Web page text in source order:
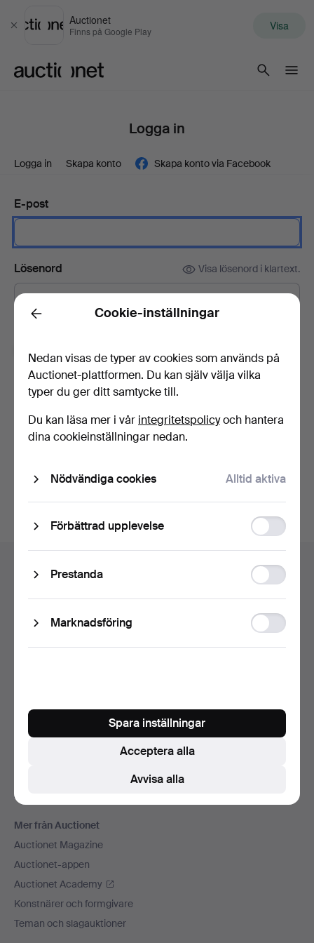
Stäng
Auctionet
Finns på Google Play Visa
Logga in
Logga in Skapa konto Skapa konto via Facebook
E-post
Lösenord Visa lösenord i klartext.
Glömt lösenordet?
Logga in
eller logga in via Facebook här
Fortsätt med Facebook
Sidfotsnavigation
Hjälp och kontakt
Betalningsalternativ
Vi skickar med
Om Auctionet
Press
Auctionets garanti
Mer från Auctionet
Auctionet Magazine
Auctionet-appen
Auctionet Academy
Konstnärer och formgivare
Teman och slagauktioner
Back Cookie-inställningar
Nedan visas de typer av cookies som används på
Auctionet-plattformen. Du kan själv välja vilka
typer du ger ditt samtycke till.
Du kan läsa mer i vår integritetspolicyoch hantera
dina cookieinställningar nedan.
Nödvändiga cookies Alltid aktiva
Förbättrad upplevelse
storage
Prestanda
storage
Marknadsföring
Ad
storage
Avvisa alla
Acceptera alla
Spara inställningar